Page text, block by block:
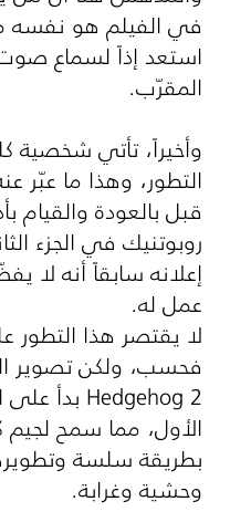
في الفيلم هو نفسه
استعد إذاً لسماع
المقرّب.
وأخيراً، تأتي شخصية
التطور، وهذا ما عبّر
قبل بالعودة
روبوتنيك في الجزء
إعلانه سابقاً أنه لا
عمل له.
لا يقتصر هذا التطور
فحسب، ولكن تصوير
Hedgehog 2 بدأ على
الأول، مما سمح لجيم
بطريقة سلسة
وحشية وغرابة.